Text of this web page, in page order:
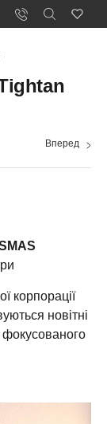
Вперед
корпорації
новітні
фокусованого